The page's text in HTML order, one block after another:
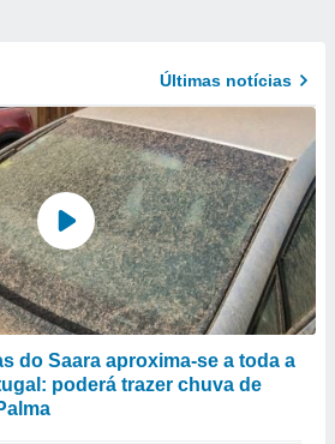
Últimas notícias
do Saara aproxima-se a toda a
poderá trazer chuva de